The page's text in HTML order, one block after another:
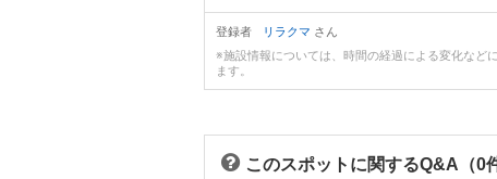
登録者 リラクマ さん
※施設情報については、時間の経過による変化など
ます。
このスポットに関するQ&A（0